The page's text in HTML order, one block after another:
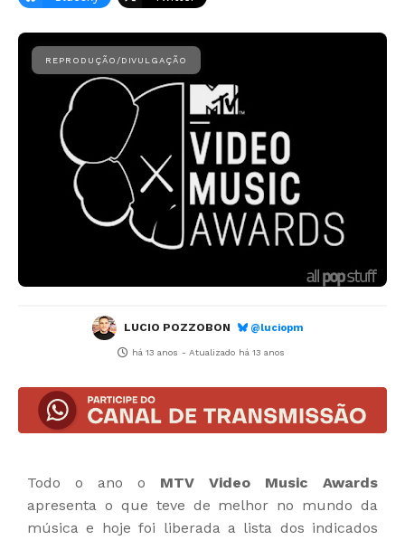
LUCIO POZZOBON @luciopm
há 13 anos - Atualizado há 13 anos
Todo o ano o MTV Video Music Awards
apresenta o que teve de melhor no mundo da
música e hoje foi liberada a lista dos indicados